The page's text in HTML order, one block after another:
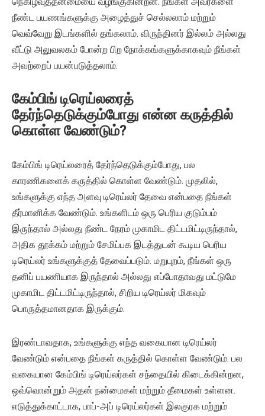
நீண்ட பயணங்களுக்கு அழைத்துச் செல்லலாம் மற்றும்
வெவ்வேறு இடங்களில் தங்கலாம். விருந்தினர் இல்லம் அல்லது
வீட்டு அலுவலகம் போன்ற பிற நோக்கங்களுக்காகவும் நீங்கள்
அவற்றைப் பயன்படுத்தலாம்.
கேம்பிங் டிரெய்லரைத்
தேர்ந்தெடுக்கும்போது என்ன கருத்தில்
கொள்ள வேண்டும்?
கேம்பிங் டிரெய்லரைத் தேர்ந்தெடுக்கும்போது, ​​பல
காரணிகளைக் கருத்தில் கொள்ள வேண்டும். முதலில்,
உங்களுக்கு எந்த அளவு டிரெய்லர் தேவை என்பதை நீங்கள்
தீர்மானிக்க வேண்டும். உங்களிடம் ஒரு பெரிய குடும்பம்
இருந்தால் அல்லது நீண்ட நேரம் முகாமிட திட்டமிட்டிருந்தால்,
அதிக தூக்கம் மற்றும் சேமிப்பக இடத்துடன் கூடிய பெரிய
டிரெய்லர் உங்களுக்குத் தேவைப்படும். மறுபுறம், நீங்கள் ஒரு
தனிப் பயணியாக இருந்தால் அல்லது எப்போதாவது மட்டுமே
முகாமிட திட்டமிட்டிருந்தால், சிறிய டிரெய்லர் மிகவும்
பொருத்தமானதாக இருக்கும்.
இரண்டாவதாக, உங்களுக்கு எந்த வகையான டிரெய்லர்
வேண்டும் என்பதை நீங்கள் கருத்தில் கொள்ள வேண்டும். பல
வகையான கேம்பிங் டிரெய்லர்கள் சந்தையில் கிடைக்கின்றன,
ஒவ்வொன்றும் அதன் நன்மைகள் மற்றும் தீமைகள் உள்ளன.
எடுத்துக்காட்டாக, பாப்-அப் டிரெய்லர்கள் இலகுரக மற்றும்